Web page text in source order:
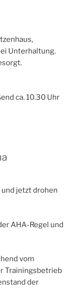
Unterhaltung.
ca. 10.30 Uhr
jetzt drohen
AHA-Regel und
vom
Trainingsbetrieb
der